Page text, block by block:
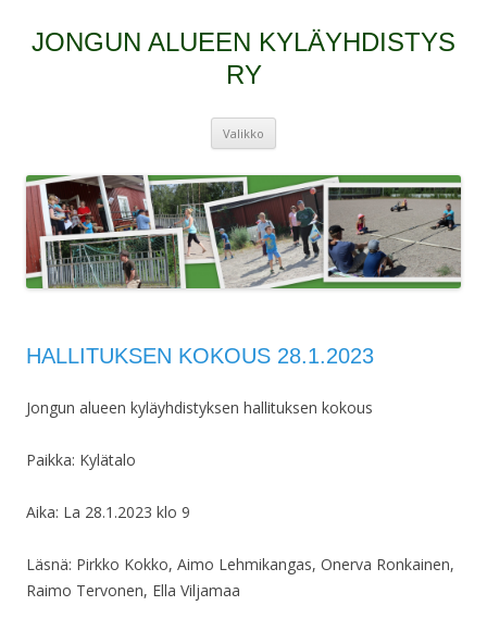
JONGUN ALUEEN KYLÄYHDISTYS
RY
Valikko
HALLITUKSEN KOKOUS 28.1.2023
Jongun alueen kyläyhdistyksen hallituksen kokous
Paikka: Kylätalo
Aika: La 28.1.2023 klo 9
Läsnä: Pirkko Kokko, Aimo Lehmikangas, Onerva Ronkainen,
Raimo Tervonen, Ella Viljamaa